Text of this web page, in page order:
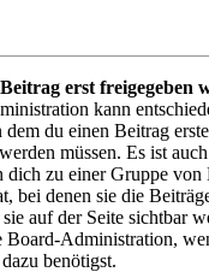
erst freigegeben
kann
du einen Beitrag
müssen. Es ist
dich zu einer Gruppe von
bei denen sie die
auf der Seite sichtbar
Board-Administration,
benötigst.